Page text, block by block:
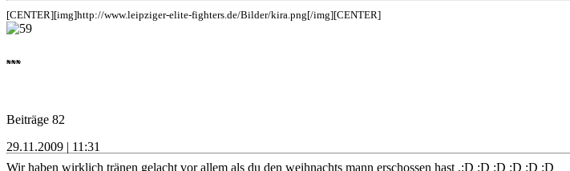
[CENTER][img]http://www.leipziger-elite-fighters.de/Bilder/kira.png[/img][CENTER]
xxx
Beiträge 82
29.11.2009 | 11:31
Wir haben wirklich tränen gelacht vor allem als du den weihnachts mann erschossen hast .:D :D :D :D :D :D